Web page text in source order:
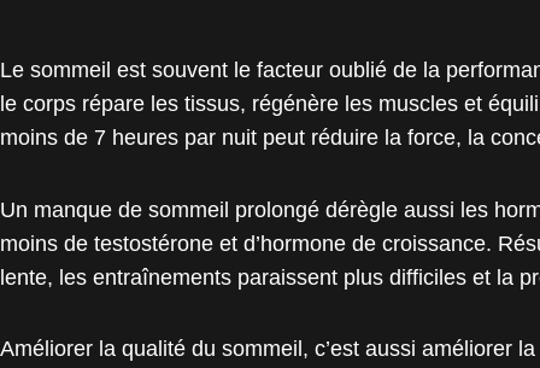
Le sommeil est souvent le facteur oublié de la
le corps répare les tissus, régénère les muscles et
moins de 7 heures par nuit peut réduire la force, la
Un manque de sommeil prolongé dérègle aussi les
moins de testostérone et d’hormone de croissance.
lente, les entraînements paraissent plus difficiles et la
Améliorer la qualité du sommeil, c’est aussi améliorer